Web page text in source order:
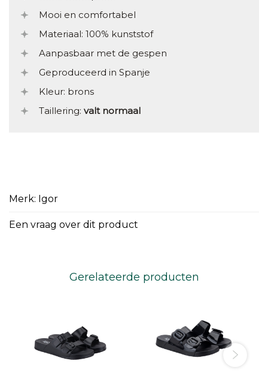
Mooi en comfortabel
Materiaal: 100% kunststof
Aanpasbaar met de gespen
Geproduceerd in Spanje
Kleur: brons
Taillering: valt normaal
Merk: Igor
Een vraag over dit product
Gerelateerde producten